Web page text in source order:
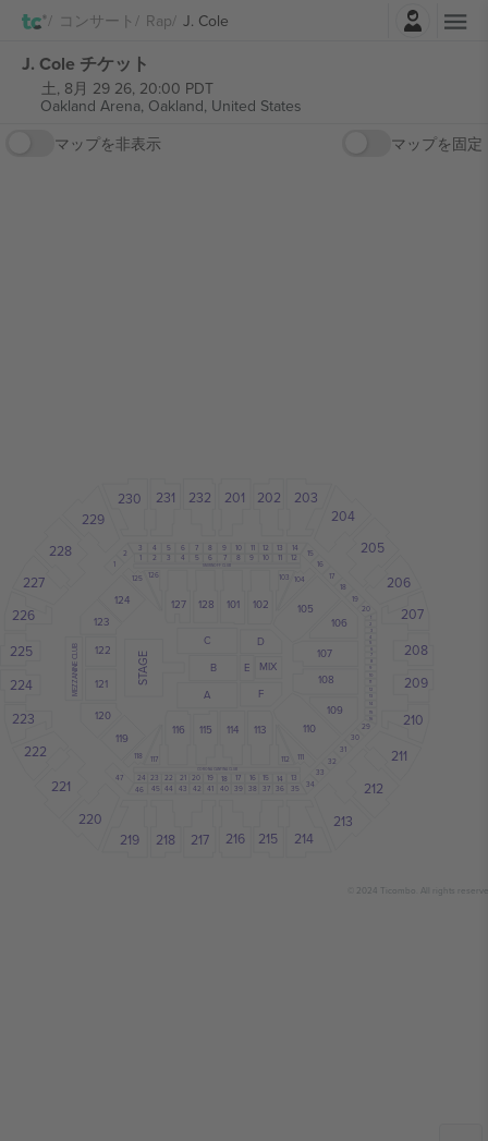
コンサート Rap J. Cole
J. Cole チケット
土, 8月 29 26, 20:00 PDT
Oakland Arena, Oakland, United States
マップを非表示
マップを固定
1
2
4
7
8
10
11
12
14
15
16
A
B
C
D
E
F
126
125
118 117
119
120
121
122
123
124
111
112
101 102
105
106
107
108
109
110
113
114
115
116
103 104
128
127
201 202
203
204
205
206
207
208
209
210
211
212
213
214
215
216
217
218
219
220
221
222
223
224
225
226
227
228
229
230 232
231
1
2 1 2 3 4 5 6 7 8
3 4 5 6 7 8 9
10
9
10
11
12
11
12
13 14
15
16
17
18
19
20
29
30
31
32
33
34
35
36
37
38
39
40
41
42
43
44
45
46
13
14
15
16
17
18
19
20
21
22
23
24
47
MIX
STAGE
MEZZANINE CLUB
CORONA CANTINA CLUB
© 2024 Ticombo. All rights